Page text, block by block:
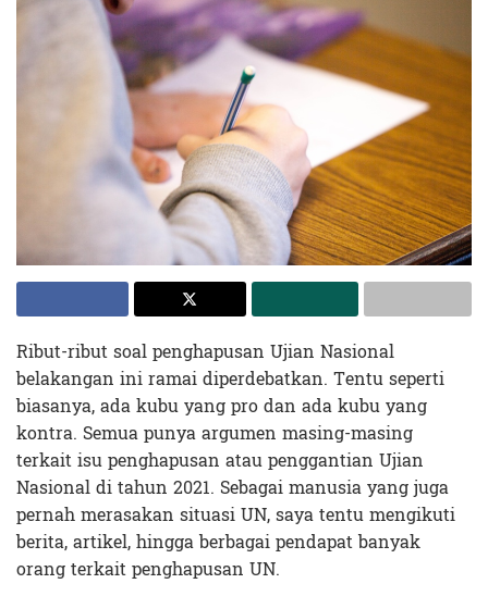
Ribut-ribut soal penghapusan Ujian Nasional
belakangan ini ramai diperdebatkan. Tentu seperti
biasanya, ada kubu yang pro dan ada kubu yang
kontra. Semua punya argumen masing-masing
terkait isu penghapusan atau penggantian Ujian
Nasional di tahun 2021. Sebagai manusia yang juga
pernah merasakan situasi UN, saya tentu mengikuti
berita, artikel, hingga berbagai pendapat banyak
orang terkait penghapusan UN.